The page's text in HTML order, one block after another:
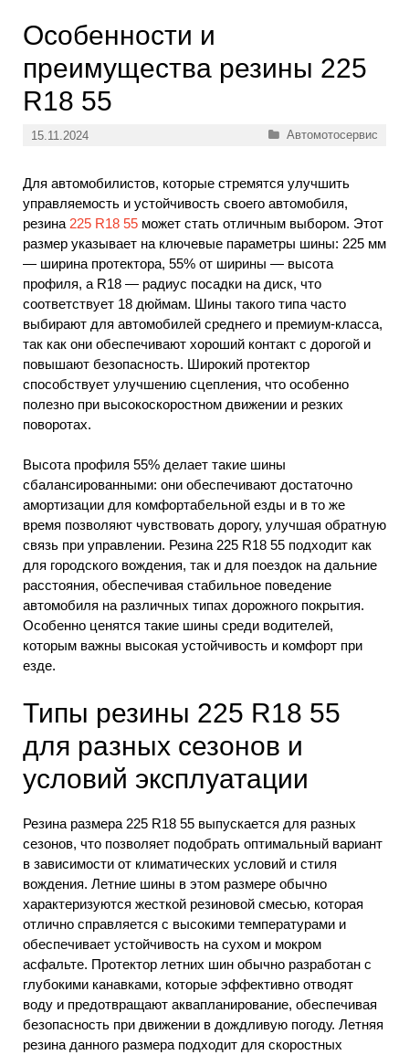
Особенности и
преимущества резины 225
R18 55
15.11.2024 Рубрики
Автомотосервис
Для автомобилистов, которые стремятся улучшить
управляемость и устойчивость своего автомобиля,
резина 225 R18 55 может стать отличным выбором. Этот
размер указывает на ключевые параметры шины: 225 мм
— ширина протектора, 55% от ширины — высота
профиля, а R18 — радиус посадки на диск, что
соответствует 18 дюймам. Шины такого типа часто
выбирают для автомобилей среднего и премиум-класса,
так как они обеспечивают хороший контакт с дорогой и
повышают безопасность. Широкий протектор
способствует улучшению сцепления, что особенно
полезно при высокоскоростном движении и резких
поворотах.
Высота профиля 55% делает такие шины
сбалансированными: они обеспечивают достаточно
амортизации для комфортабельной езды и в то же
время позволяют чувствовать дорогу, улучшая обратную
связь при управлении. Резина 225 R18 55 подходит как
для городского вождения, так и для поездок на дальние
расстояния, обеспечивая стабильное поведение
автомобиля на различных типах дорожного покрытия.
Особенно ценятся такие шины среди водителей,
которым важны высокая устойчивость и комфорт при
езде.
Типы резины 225 R18 55
для разных сезонов и
условий эксплуатации
Резина размера 225 R18 55 выпускается для разных
сезонов, что позволяет подобрать оптимальный вариант
в зависимости от климатических условий и стиля
вождения. Летние шины в этом размере обычно
характеризуются жесткой резиновой смесью, которая
отлично справляется с высокими температурами и
обеспечивает устойчивость на сухом и мокром
асфальте. Протектор летних шин обычно разработан с
глубокими канавками, которые эффективно отводят
воду и предотвращают аквапланирование, обеспечивая
безопасность при движении в дождливую погоду. Летняя
резина данного размера подходит для скоростных